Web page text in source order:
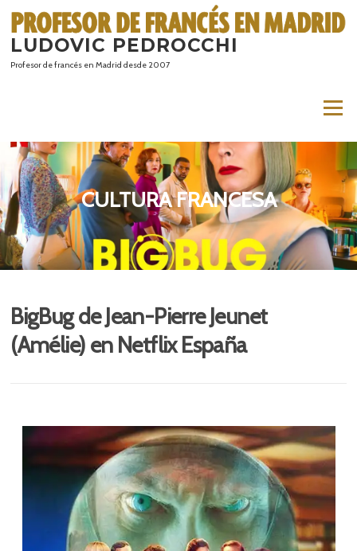
contenido
LUDOVIC PEDROCCHI
Profesor de francés en Madrid desde 2007
Menú
CULTURA FRANCESA
BigBug de Jean-Pierre Jeunet
(Amélie) en Netflix España